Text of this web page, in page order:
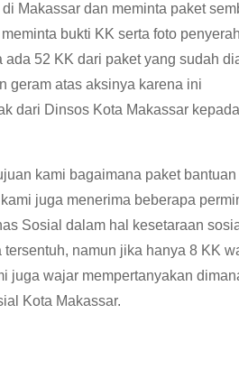
Makassar dan meminta paket
bukti KK serta foto
52 KK dari paket yang sudah
geram atas aksinya karena ini
dari Dinsos Kota Makassar
kami bagaimana paket
juga menerima beberapa
Sosial dalam hal kesetaraan
namun jika hanya 8 KK
juga wajar mempertanyakan
Kota Makassar.